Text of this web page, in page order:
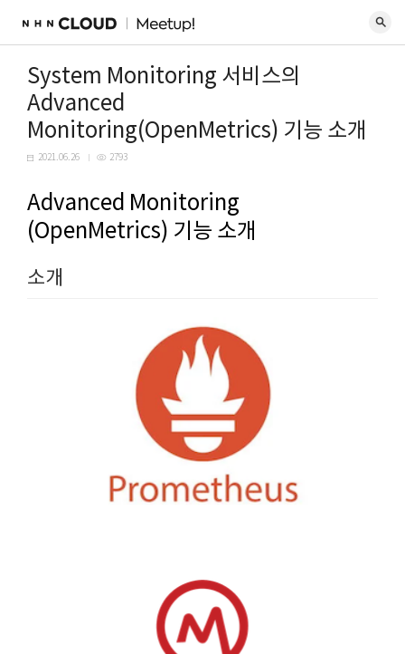
System Monitoring 서비스의
Advanced
Monitoring(OpenMetrics) 기능 소개
2021.06.26 2793
Advanced Monitoring
(OpenMetrics) 기능 소개
소개